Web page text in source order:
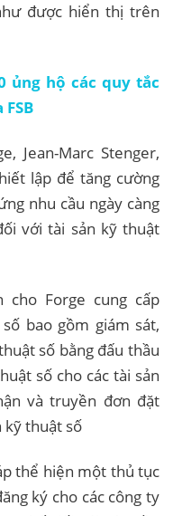
được hiển thị trên
ủng hộ các quy tắc
Jean-Marc Stenger,
lập để tăng cường
nhu cầu ngày càng
với tài sản kỹ thuật
cho Forge cung cấp
bao gồm giám sát,
số bằng đấu thầu
số cho các tài sản
và truyền đơn đặt
kỹ thuật số
thể hiện một thủ tục
ký cho các công ty